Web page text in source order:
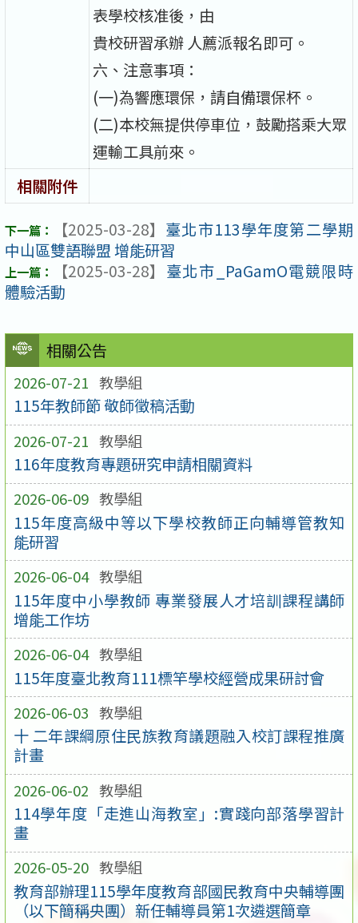
相關公告
2026-07-21 教學組
115年教師節 敬師徵稿活動
2026-07-21 教學組
116年度教育專題研究申請相關資料
2026-06-09 教學組
115年度高級中等以下學校教師正向輔導管教知
能研習
2026-06-04 教學組
115年度中小學教師 專業發展人才培訓課程講師
增能工作坊
2026-06-04 教學組
115年度臺北教育111標竿學校經營成果研討會
2026-06-03 教學組
十 二年課綱原住民族教育議題融入校訂課程推廣
計畫
2026-06-02 教學組
114學年度「走進山海教室」:實踐向部落學習計
畫
2026-05-20 教學組
教育部辦理115學年度教育部國民教育中央輔導團
（以下簡稱央團）新任輔導員第1次遴選簡章
表學校核准後，由
貴校研習承辦 人薦派報名即可。
六、注意事項：
(一)為響應環保，請自備環保杯。
(二)本校無提供停車位，鼓勵搭乘大眾
運輸工具前來。
相關附件
【2025-03-28】 臺北市113學年度第二學期
中山區雙語聯盟 增能研習
【2025-03-28】 臺北市_PaGamO電競限時
體驗活動